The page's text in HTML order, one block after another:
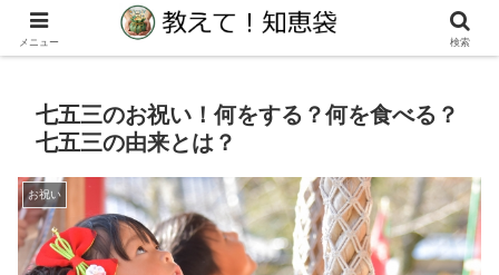
生活の教えて！知りたい！に役立つ知恵袋サイト
七五三のお祝い！何をする？何を食べる？
七五三の由来とは？
お祝い
メニュー 検索